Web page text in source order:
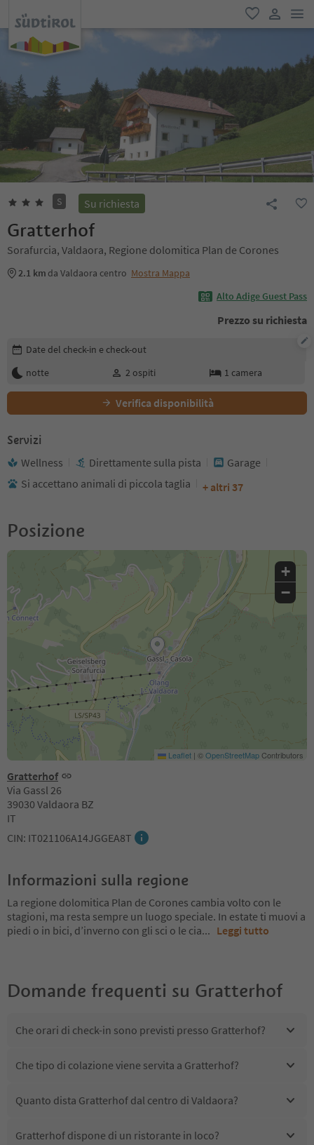
favoriti
user link
S Su richiesta
Gratterhof
Sorafurcia, Valdaora, Regione dolomitica Plan de Corones
2.1 km da Valdaora centro Mostra Mappa
Alto Adige Guest Pass
Prezzo su richiesta
Modifica i dettagli della prenotazione
Date del check-in e check-out
notte
2 ospiti 1 camera
Verifica disponibilità
Servizi
Wellness Direttamente sulla pista
Garage
Si accettano animali di piccola taglia
+ altri 37
Posizione
Gratterhof
Via Gassl 26
39030 Valdaora BZ
IT
CIN: IT021106A14JGGEA8T
+
−
Leaflet | ©OpenStreetMapContributors
Informazioni sulla regione
La regione dolomitica Plan de Corones cambia volto con le
stagioni, ma resta sempre un luogo speciale. In estate ti muovi a
piedi o in bici, d’inverno con gli sci o le cia... Leggi tutto
Domande frequenti su Gratterhof
Che orari di check-in sono previsti presso Gratterhof?
Che tipo di colazione viene servita a Gratterhof?
Quanto dista Gratterhof dal centro di Valdaora?
Gratterhof dispone di un ristorante in loco?